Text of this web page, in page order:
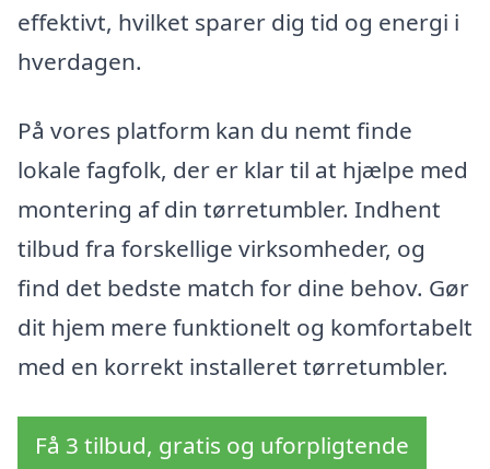
effektivt, hvilket sparer dig tid og energi i
hverdagen.
På vores platform kan du nemt finde
lokale fagfolk, der er klar til at hjælpe med
montering af din tørretumbler. Indhent
tilbud fra forskellige virksomheder, og
find det bedste match for dine behov. Gør
dit hjem mere funktionelt og komfortabelt
med en korrekt installeret tørretumbler.
Få 3 tilbud, gratis og uforpligtende